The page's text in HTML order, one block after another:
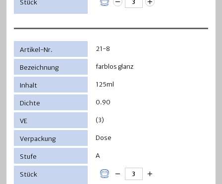
21-8
farblos glanz
125ml
0.90
(3)
Dose
A